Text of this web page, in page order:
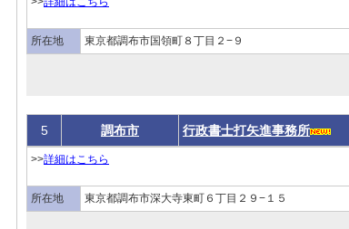
所在地 東京都調布市国領町８丁目２−９
5 調布市 行政書士打矢進事務所
>>詳細はこちら
所在地 東京都調布市深大寺東町６丁目２９−１５